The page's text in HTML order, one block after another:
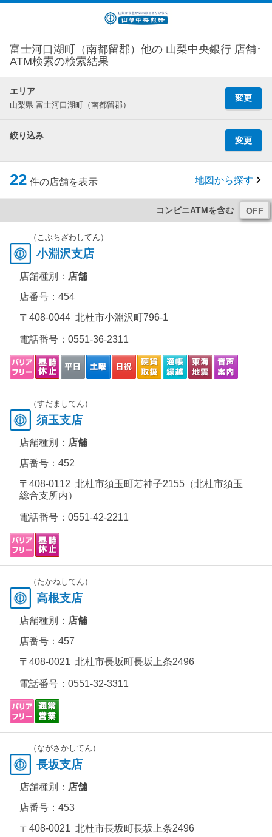
富士河口湖町（南都留郡）他の 山梨中央銀行 店舗･
ATM検索の検索結果
エリア
山梨県 富士河口湖町（南都留郡）
変更
絞り込み 変更
22 件の店舗を表示 地図から探す
コンビニATMを含む
（こぶちざわしてん）
小淵沢支店
店舗種別： 店舗
店番号：454
〒408-0044 北杜市小淵沢町796-1
電話番号： 0551-36-2311
（すだましてん）
須玉支店
店舗種別： 店舗
店番号：452
〒408-0112 北杜市須玉町若神子2155（北杜市須玉
総合支所内）
電話番号： 0551-42-2211
（たかねしてん）
高根支店
店舗種別： 店舗
店番号：457
〒408-0021 北杜市長坂町長坂上条2496
電話番号： 0551-32-3311
（ながさかしてん）
長坂支店
店舗種別： 店舗
店番号：453
〒408-0021 北杜市長坂町長坂上条2496